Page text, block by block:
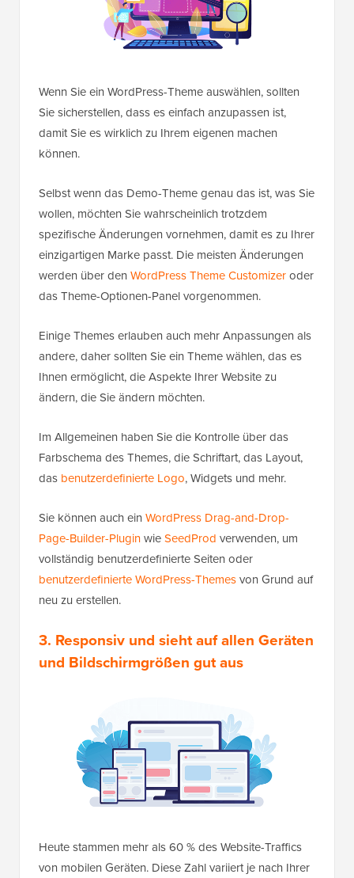
Wenn Sie ein WordPress-Theme auswählen, sollten
Sie sicherstellen, dass es einfach anzupassen ist,
damit Sie es wirklich zu Ihrem eigenen machen
können.
Selbst wenn das Demo-Theme genau das ist, was Sie
wollen, möchten Sie wahrscheinlich trotzdem
spezifische Änderungen vornehmen, damit es zu Ihrer
einzigartigen Marke passt. Die meisten Änderungen
werden über den WordPress Theme Customizeroder
das Theme-Optionen-Panel vorgenommen.
Einige Themes erlauben auch mehr Anpassungen als
andere, daher sollten Sie ein Theme wählen, das es
Ihnen ermöglicht, die Aspekte Ihrer Website zu
ändern, die Sie ändern möchten.
Im Allgemeinen haben Sie die Kontrolle über das
Farbschema des Themes, die Schriftart, das Layout,
das benutzerdefinierte Logo, Widgets und mehr.
Sie können auch ein WordPress Drag-and-Drop-
Page-Builder-PluginwieSeedProd verwenden, um
vollständig benutzerdefinierte Seiten oder
benutzerdefinierte WordPress-Themesvon Grund auf
neu zu erstellen.
3. Responsiv und sieht auf allen Geräten
und Bildschirmgrößen gut aus
Heute stammen mehr als 60 % des Website-Traffics
von mobilen Geräten. Diese Zahl variiert je nach Ihrer